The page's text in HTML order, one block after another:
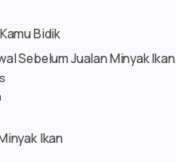
Bidik
Sebelum Jualan Minyak Ikan
Ikan